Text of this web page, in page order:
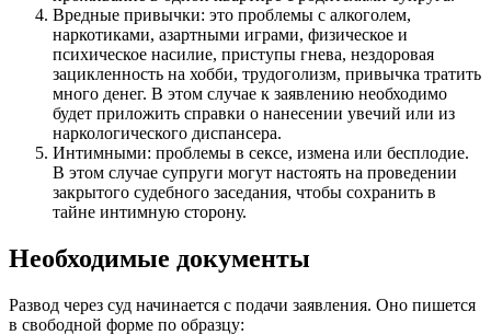
Вредные привычки: это проблемы с алкоголем,
наркотиками, азартными играми, физическое и
психическое насилие, приступы гнева, нездоровая
зацикленность на хобби, трудоголизм, привычка тратить
много денег. В этом случае к заявлению необходимо
будет приложить справки о нанесении увечий или из
наркологического диспансера.
Интимными: проблемы в сексе, измена или бесплодие.
В этом случае супруги могут настоять на проведении
закрытого судебного заседания, чтобы сохранить в
тайне интимную сторону.
Необходимые документы
Развод через суд начинается с подачи заявления. Оно пишется
в свободной форме по образцу: